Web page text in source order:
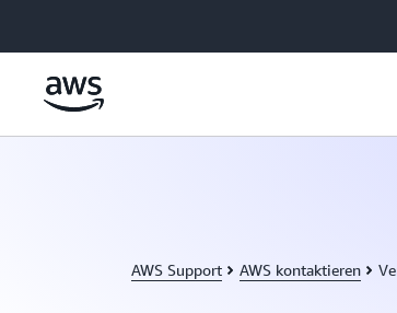
AWS Support AWS kontaktieren